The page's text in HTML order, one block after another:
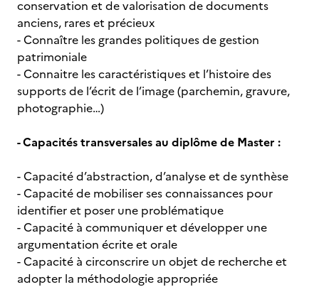
conservation et de valorisation de documents
anciens, rares et précieux
- Connaître les grandes politiques de gestion
patrimoniale
- Connaitre les caractéristiques et l’histoire des
supports de l’écrit de l’image (parchemin, gravure,
photographie…)
- Capacités transversales au diplôme de Master :
- Capacité d’abstraction, d’analyse et de synthèse
- Capacité de mobiliser ses connaissances pour
identifier et poser une problématique
- Capacité à communiquer et développer une
argumentation écrite et orale
- Capacité à circonscrire un objet de recherche et
adopter la méthodologie appropriée